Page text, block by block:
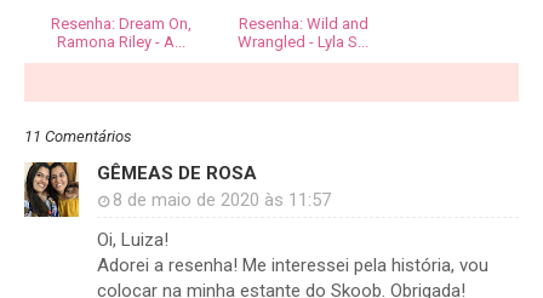
Resenha: Dream On,
Ramona Riley - A...
Resenha: Wild and
Wrangled - Lyla S...
11 Comentários
GÊMEAS DE ROSA
8 de maio de 2020 às 11:57
Oi, Luiza!
Adorei a resenha! Me interessei pela história, vou
colocar na minha estante do Skoob. Obrigada!